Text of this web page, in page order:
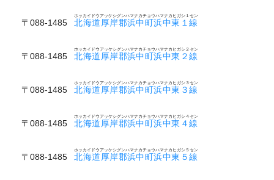
〒088-1485 北海道厚岸郡浜中町浜中東１線
ホッカイドウアッケシグンハマナカチョウハマナカヒガシ１セン
〒088-1485 北海道厚岸郡浜中町浜中東２線
ホッカイドウアッケシグンハマナカチョウハマナカヒガシ２セン
〒088-1485 北海道厚岸郡浜中町浜中東３線
ホッカイドウアッケシグンハマナカチョウハマナカヒガシ３セン
〒088-1485 北海道厚岸郡浜中町浜中東４線
ホッカイドウアッケシグンハマナカチョウハマナカヒガシ４セン
〒088-1485 北海道厚岸郡浜中町浜中東５線
ホッカイドウアッケシグンハマナカチョウハマナカヒガシ５セン